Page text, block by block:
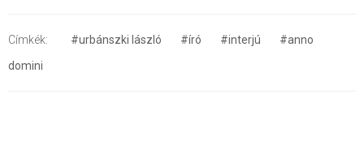
Címkék: #urbánszki lászló #író #interjú
#anno
domini